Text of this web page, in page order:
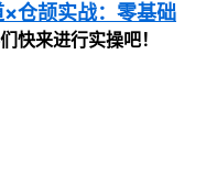
仓颉实战：零基础
快来进行实操吧！